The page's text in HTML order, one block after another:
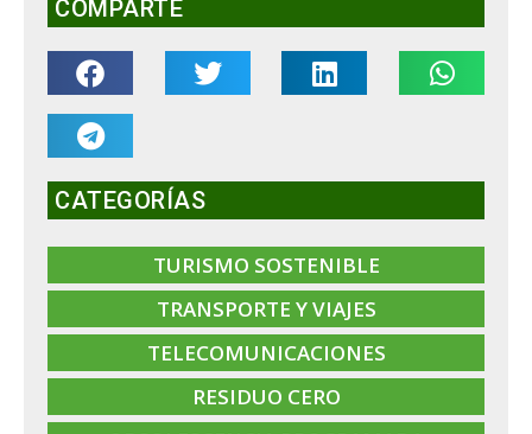
COMPARTE
CATEGORÍAS
TURISMO SOSTENIBLE
TRANSPORTE Y VIAJES
TELECOMUNICACIONES
RESIDUO CERO